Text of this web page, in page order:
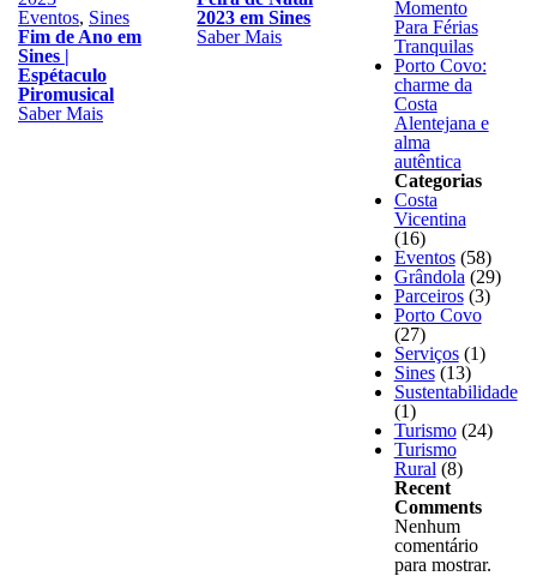
Eventos, Sines
Fim de Ano em
Sines |
Espétaculo
Piromusical
Saber Mais
2023 em Sines
Saber Mais
Momento
Para Férias
Tranquilas
Porto Covo:
charme da
Costa
Alentejana e
alma
autêntica
Categorias
Costa
Vicentina
(16)
Eventos(58)
Grândola (29)
Parceiros(3)
Porto Covo
(27)
Serviços(1)
Sines(13)
Sustentabilidade
(1)
Turismo(24)
Turismo
Rural (8)
Recent
Comments
Nenhum
comentário
para mostrar.